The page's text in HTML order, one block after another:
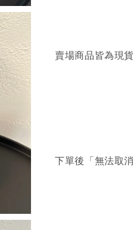
賣場商品皆為現
下單後「無法取